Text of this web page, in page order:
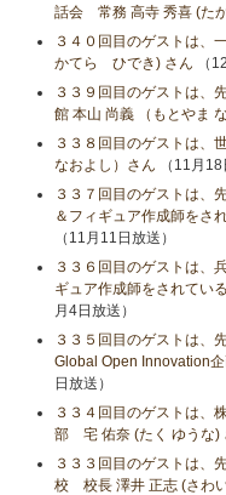
話会 常務 高寺 秀喜 (た
３４０回目のゲストは、
かてら ひでき) さん （
３３９回目のゲストは、
館 本山 尚義 （もとやま
３３８回目のゲストは、
なおよし）さん （11月18
３３７回目のゲストは、
＆フィギュア作成師をさ
（11月11日放送）
３３６回目のゲストは、
ギュア作成師をされてい
月4日放送）
３３５回目のゲストは、
Global Open Innovation
日放送）
３３４回目のゲストは、
部 宅 佑奈 (たく ゆうな)
３３３回目のゲストは、
校 校長 澤井 正志 (さわ